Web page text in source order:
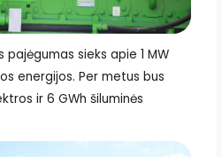
sieks apie 1 MW
energijos. Per metus bus
ir 6 GWh šiluminės